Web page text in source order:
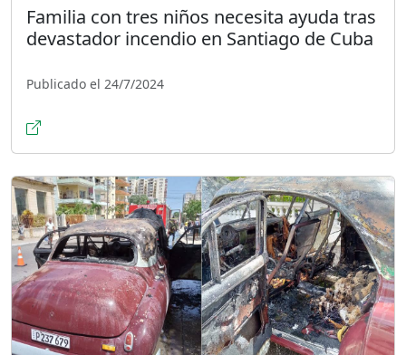
Familia con tres niños necesita ayuda tras
devastador incendio en Santiago de Cuba
Publicado el 24/7/2024